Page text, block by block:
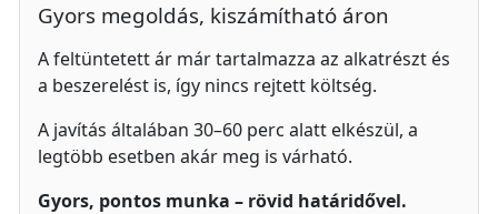
Gyors megoldás, kiszámítható áron
A feltüntetett ár már tartalmazza az alkatrészt és
a beszerelést is, így nincs rejtett költség.
A javítás általában 30–60 perc alatt elkészül, a
legtöbb esetben akár meg is várható.
Gyors, pontos munka – rövid határidővel.